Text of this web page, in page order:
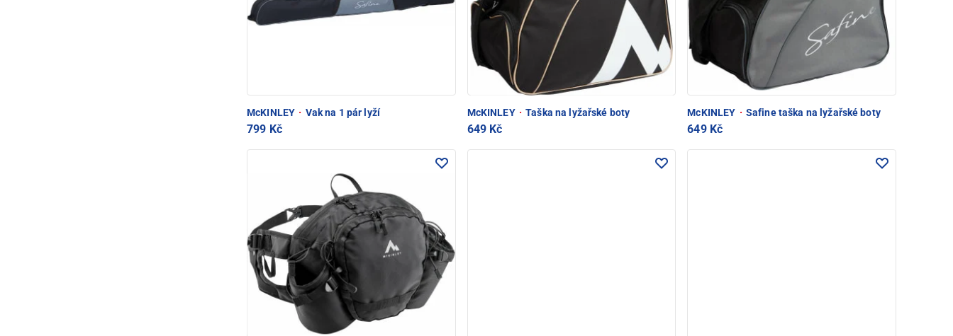
McKINLEY · Vak na 1 pár lyží
799 Kč
McKINLEY · Taška na lyžařské boty
649 Kč
McKINLEY · Safine taška na lyžařské boty
649 Kč